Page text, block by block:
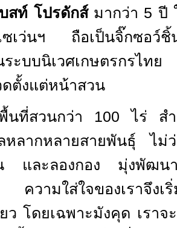
สท์ โปรดักส์มากว่า 5 ปี
ซเว่นฯ ถือเป็นจิ๊กซอว์ชิ้
ระบบนิเวศเกษตรกรไท
ดตั้งแต่หน้าสวน
นที่สวนกว่า 100ไร่ ส
หลากหลายสายพันธุ์ ไม่
และลองกอง มุ่งพัฒนา
ความใส่ใจของเราจึง
ยว โดยเฉพาะมังคุด เรา